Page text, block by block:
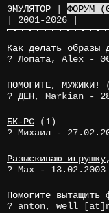
ЭМУЛЯТОР ФОРУМ
2001-2026
Как делать образы
? Лопата, Alex -
ПОМОГИТЕ, МУЖИКИ!
? ДЕН, Markian -
БК-РС (1)
? Михаил -
Разыскиваю
? Max - 13.02.2003
Помогите вытащить
? anton,